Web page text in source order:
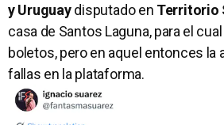
y Uruguaydisputado en Territorio
casa de Santos Laguna, para el
boletos, pero en aquel entonces la
fallas en la plataforma.